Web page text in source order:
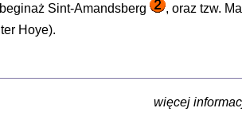
Sint-Amandsberg
, oraz tzw.
Hoye).
więcej